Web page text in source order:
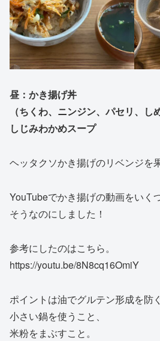
昼：かき揚げ丼
（ちくわ、ニンジン、パセリ、し
しじみわかめスープ
ヘッタクソかき揚げのリベンジを
YouTubeでかき揚げの動画をいく
そうなのにしました！
参考にしたのはこちら。
https://youtu.be/8N8cq16OmiY
ポイントは油でグルテン形成を防
小さい鍋を使うこと、
米粉をまぶすこと。